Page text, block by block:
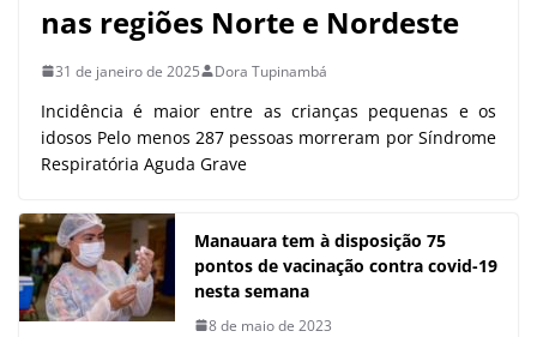
nas regiões Norte e Nordeste
31 de janeiro de 2025 Dora Tupinambá
Incidência é maior entre as crianças pequenas e os
idosos Pelo menos 287 pessoas morreram por Síndrome
Respiratória Aguda Grave
Manauara tem à disposição 75
pontos de vacinação contra covid-19
nesta semana
8 de maio de 2023